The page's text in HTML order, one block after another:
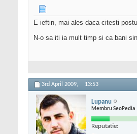
E ieftin, mai ales daca citesti
N-o sa iti ia mult timp si ca bani
3rd April 2009, 13:53
Lupanu
Membru SeoPedia
Reputatie: